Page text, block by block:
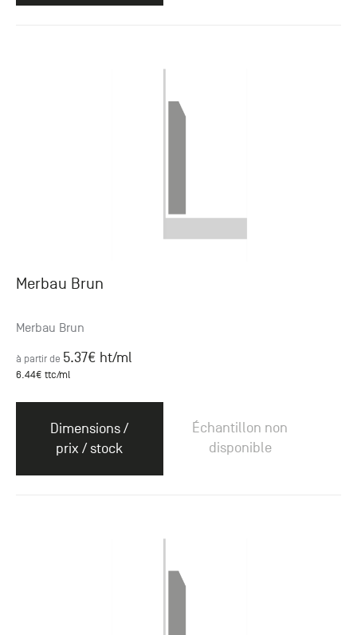
Merbau Brun
Merbau Brun
à partir de 5.37€ ht/ml
6.44€ ttc/ml
Dimensions /
prix / stock
Échantillon non
disponible